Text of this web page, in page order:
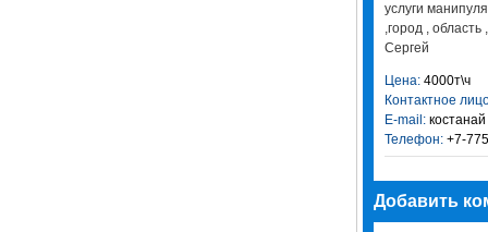
услуги
,город ,
Сергей
Цена:4000т\ч
Контактное
E-mail:костанай
Телефон:+7-
Добавить